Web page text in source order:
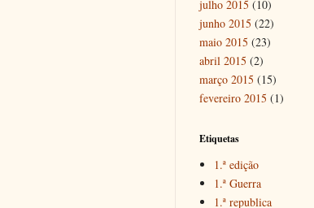
julho 2015 (10)
junho 2015 (22)
maio 2015 (23)
abril 2015 (2)
março 2015 (15)
fevereiro 2015 (1)
Etiquetas
1.ª edição
1.ª Guerra
1.ª republica